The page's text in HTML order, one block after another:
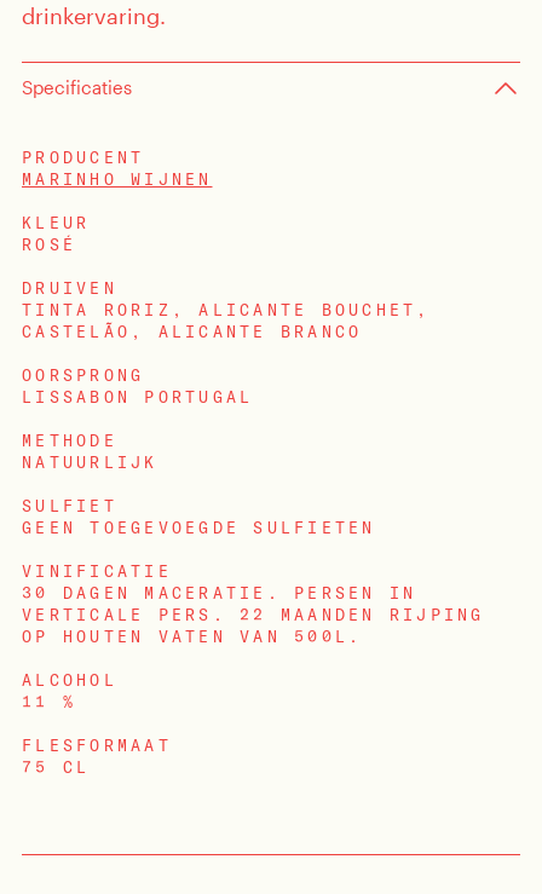
drinkervaring.
Specificaties
PRODUCENT
MARINHO WIJNEN
KLEUR
ROSÉ
DRUIVEN
TINTA RORIZ, ALICANTE BOUCHET,
CASTELÃO, ALICANTE BRANCO
OORSPRONG
LISSABON PORTUGAL
METHODE
NATUURLIJK
SULFIET
GEEN TOEGEVOEGDE SULFIETEN
VINIFICATIE
30 DAGEN MACERATIE. PERSEN IN
VERTICALE PERS. 22 MAANDEN RIJPING
OP HOUTEN VATEN VAN 500L.
ALCOHOL
11 %
FLESFORMAAT
75 CL